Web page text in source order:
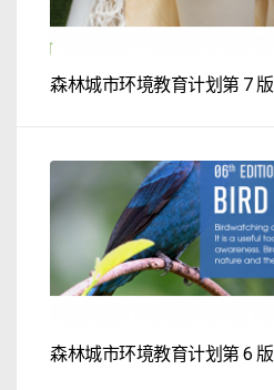
森林城市环境教育计划第 7 版
森林城市环境教育计划第 6 版